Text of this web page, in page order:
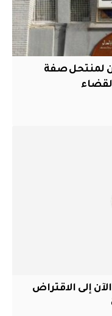
بالسجن لمنتحل صفة
إلى الاقتراض